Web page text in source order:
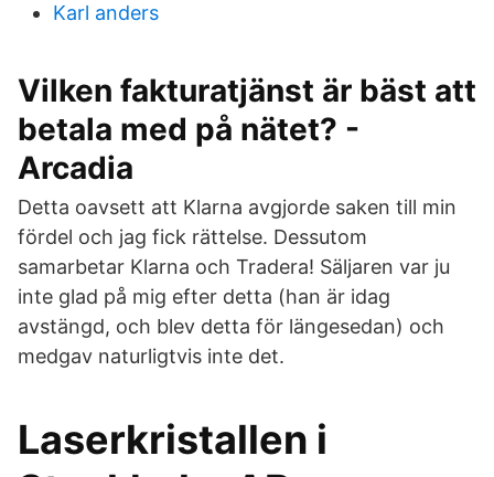
Karl anders
Vilken fakturatjänst är bäst att
betala med på nätet? -
Arcadia
Detta oavsett att Klarna avgjorde saken till min
fördel och jag fick rättelse. Dessutom
samarbetar Klarna och Tradera! Säljaren var ju
inte glad på mig efter detta (han är idag
avstängd, och blev detta för längesedan) och
medgav naturligtvis inte det.
Laserkristallen i